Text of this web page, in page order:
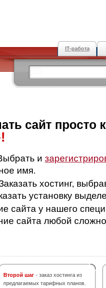
IT-работа
сайт просто
и
имя.
хостинг,
установку
сайта у нашего
сайта любой
Второй шаг - заказ хостинга из
предлагаемых тарифных планов.